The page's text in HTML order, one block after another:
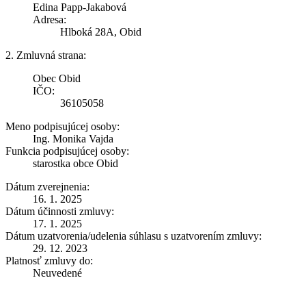
Edina Papp-Jakabová
Adresa:
Hlboká 28A, Obid
2. Zmluvná strana:
Obec Obid
IČO:
36105058
Meno podpisujúcej osoby:
Ing. Monika Vajda
Funkcia podpisujúcej osoby:
starostka obce Obid
Dátum zverejnenia:
16. 1. 2025
Dátum účinnosti zmluvy:
17. 1. 2025
Dátum uzatvorenia/udelenia súhlasu s uzatvorením zmluvy:
29. 12. 2023
Platnosť zmluvy do:
Neuvedené